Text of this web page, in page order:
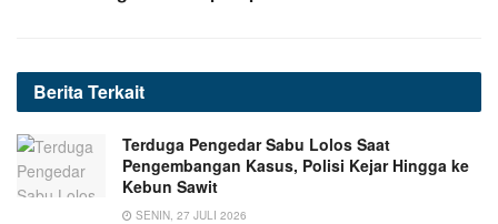
BeritaTerkait
Terduga Pengedar Sabu Lolos Saat
Pengembangan Kasus, Polisi Kejar Hingga ke
Kebun Sawit
SENIN, 27 JULI 2026